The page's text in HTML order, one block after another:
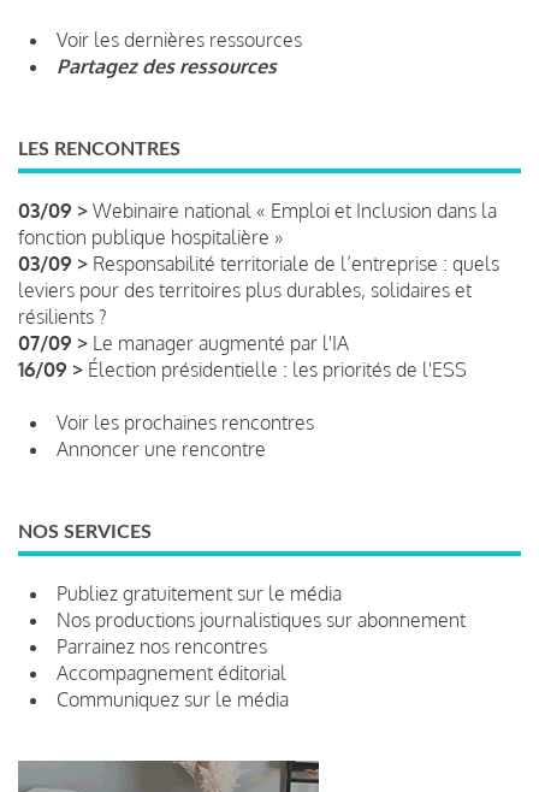
Voir les dernières ressources
Partagez des ressources
LES RENCONTRES
03/09 > Webinaire national « Emploi et Inclusion dans la
fonction publique hospitalière »
03/09 > Responsabilité territoriale de l’entreprise : quels
leviers pour des territoires plus durables, solidaires et
résilients ?
07/09 > Le manager augmenté par l'IA
16/09 > Élection présidentielle : les priorités de l'ESS
Voir les prochaines rencontres
Annoncer une rencontre
NOS SERVICES
Publiez gratuitement sur le média
Nos productions journalistiques sur abonnement
Parrainez nos rencontres
Accompagnement éditorial
Communiquez sur le média